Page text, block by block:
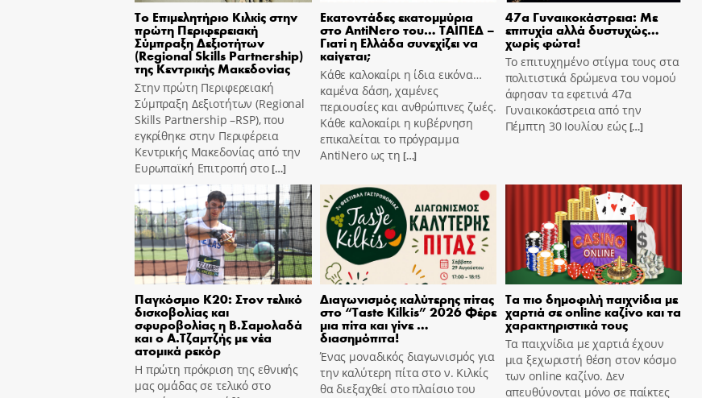
Το Επιμελητήριο Κιλκίς στην
πρώτη Περιφερειακή
Σύμπραξη Δεξιοτήτων
(Regional Skills Partnership)
της Κεντρικής Μακεδονίας
Στην πρώτη Περιφερειακή
Σύμπραξη Δεξιοτήτων (Regional
Skills Partnership –RSP), που
εγκρίθηκε στην Περιφέρεια
Κεντρικής Μακεδονίας από την
Ευρωπαϊκή Επιτροπή στο[…]
Εκατοντάδες εκατομμύρια
στο AntiNero του… ΤΑΙΠΕΔ –
Γιατί η Ελλάδα συνεχίζει να
καίγεται;
Κάθε καλοκαίρι η ίδια εικόνα…
καμένα δάση, χαμένες
περιουσίες και ανθρώπινες ζωές.
Κάθε καλοκαίρι η κυβέρνηση
επικαλείται το πρόγραμμα
AntiNero ως τη […]
47α Γυναικοκάστρεια: Με
επιτυχία αλλά δυστυχώς…
χωρίς φώτα!
Το επιτυχημένο στίγμα τους στα
πολιτιστικά δρώμενα του νομού
άφησαν τα εφετινά 47α
Γυναικοκάστρεια από την
Πέμπτη 30 Ιουλίου εώς[…]
Παγκόσμιο Κ20: Στον τελικό
δισκοβολίας και
σφυροβολίας η Β.Σαμολαδά
και ο Α.Τζαμτζής με νέα
ατομικά ρεκόρ
Η πρώτη πρόκριση της εθνικής
μας ομάδας σε τελικό στο
Διαγωνισμός καλύτερης πίτας
στο “Taste Kilkis” 2026 Φέρε
μια πίτα και γίνε …
διασημόπιτα!
Ένας μοναδικός διαγωνισμός για
την καλύτερη πίτα στο ν. Κιλκίς
θα διεξαχθεί στο πλαίσιο του
Τα πιο δημοφιλή παιχνίδια με
χαρτιά σε online καζίνο και τα
χαρακτηριστικά τους
Τα παιχνίδια με χαρτιά έχουν
μια ξεχωριστή θέση στον κόσμο
των online καζίνο. Δεν
απευθύνονται μόνο σε παίκτες